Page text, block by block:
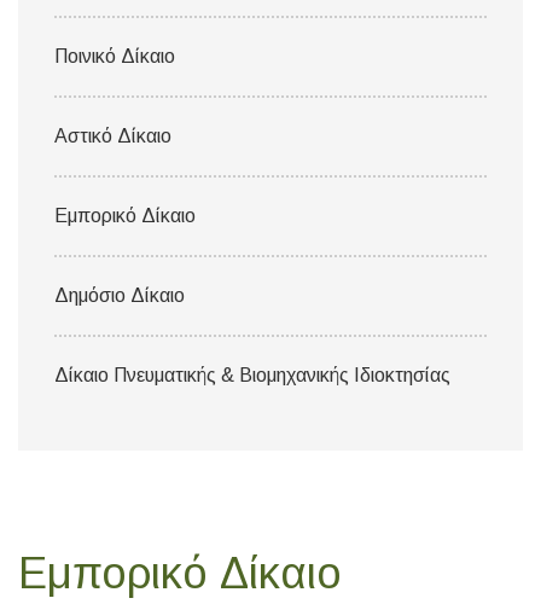
Ποινικό Δίκαιο
Αστικό Δίκαιο
Εμπορικό Δίκαιο
Δημόσιο Δίκαιο
Δίκαιο Πνευματικής & Βιομηχανικής Ιδιοκτησίας
Εμπορικό Δίκαιο